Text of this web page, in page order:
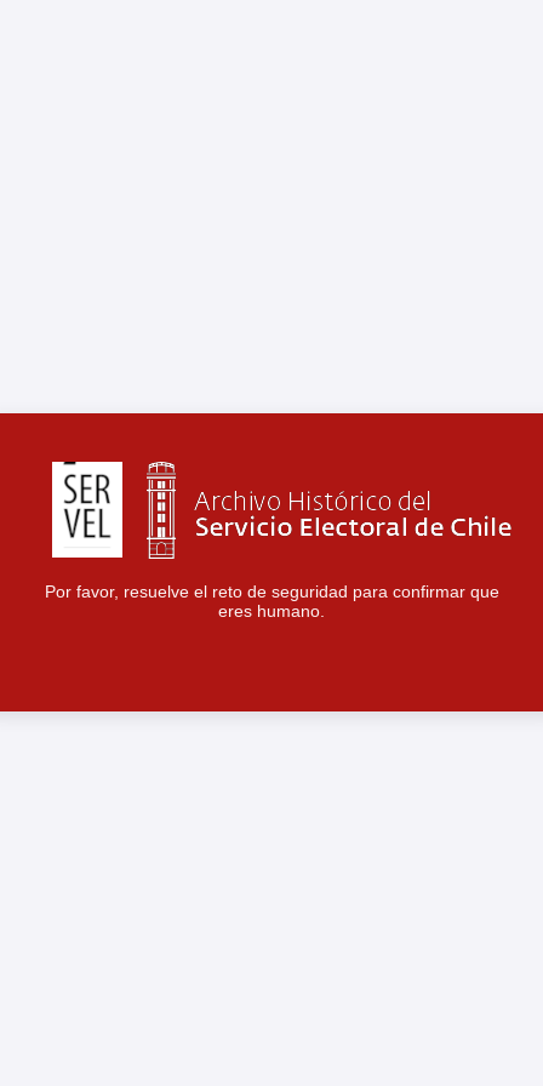
Por favor, resuelve el reto de seguridad para confirmar que
eres humano.